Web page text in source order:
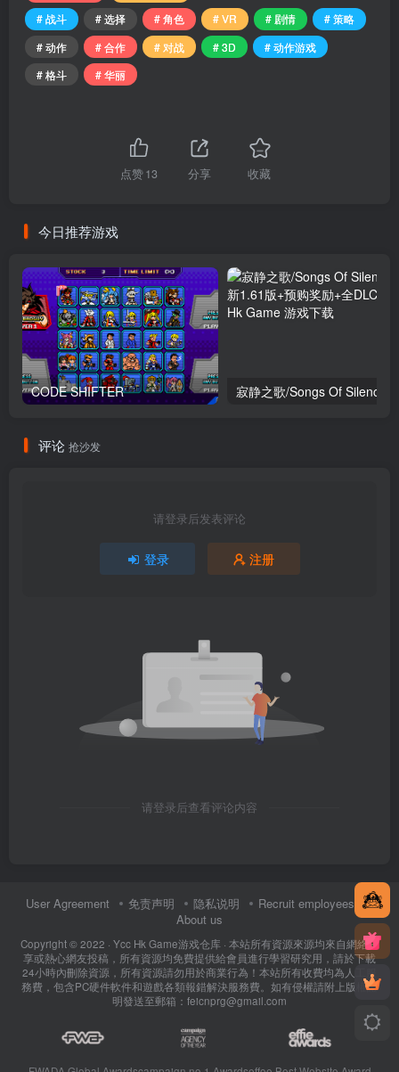
# 战斗
# 选择 # 角色 # VR # 剧情
# 策略
# 动作
# 合作 # 对战 # 3D
# 动作游戏
# 格斗
# 华丽
点赞13 分享 收藏
今日推荐游戏
CODE SHIFTER
评论 抢沙发
请登录后发表评论
登录 注册
请登录后查看评论内容
User Agreement 免责声明 隐私说明
Recruit employees
About us
Copyright © 2022 · Ycc Hk Game游戏仓库 · 本站所有資源來源均來自網絡分
享或熱心網友投稿，所有資源均免費提供給會員進行學習研究用，請於下載
24小時內刪除資源，所有資源請勿用於商業行為！本站所有收費均為人工服
務費，包含PC硬件軟件和遊戲各類報錯解決服務費。如有侵權請附上版權證
明發送至郵箱：feicnprg@gmail.com